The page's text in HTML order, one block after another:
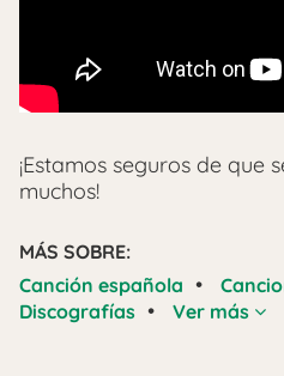
¡Estamos seguros de que
muchos!
MÁS SOBRE:
Canción española •
Discografías • Ver más